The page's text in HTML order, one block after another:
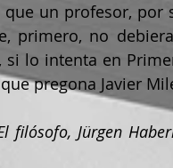
un profesor, por
primero, no
si lo intenta en
pregona Javier
filósofo, Jürgen